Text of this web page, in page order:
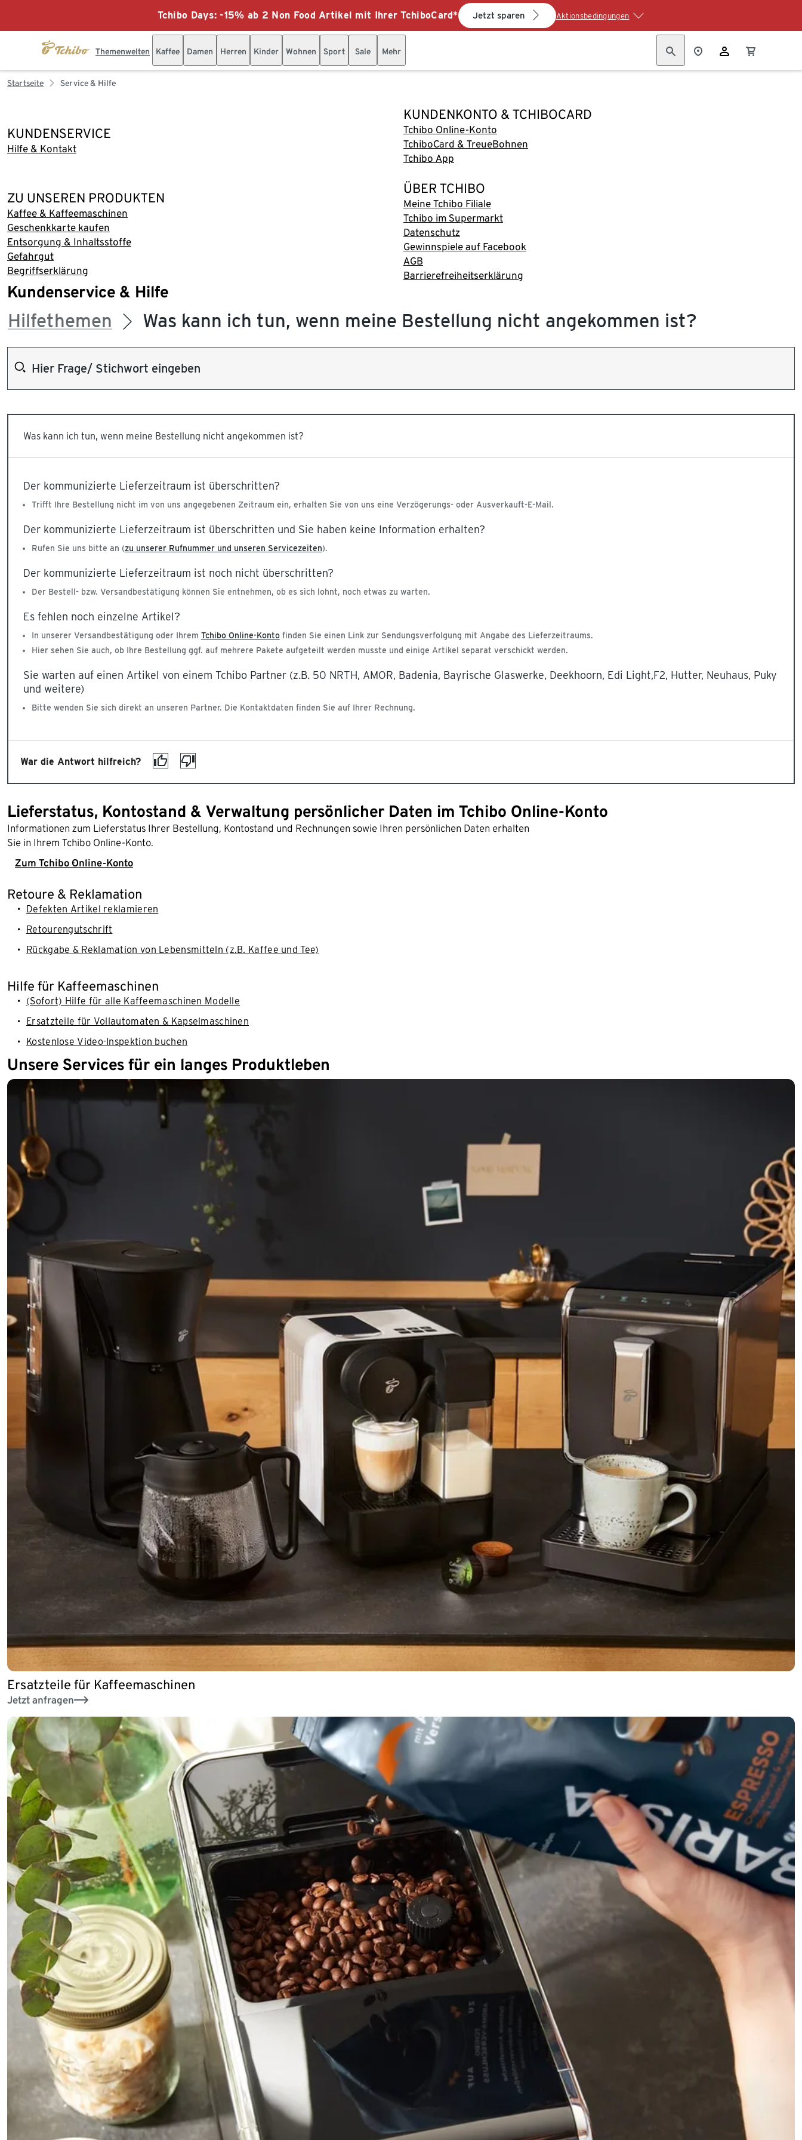
Tchibo Days: -15% ab 2 Non Food Artikel mit Ihrer TchiboCard* Jetzt sparen Aktionsbedingungen
Themenwelten Kaffee Damen Herren Kinder Wohnen Sport Sale Mehr
Startseite Service & Hilfe
KUNDENSERVICE
Hilfe & Kontakt
KUNDENKONTO & TCHIBOCARD
Tchibo Online-Konto
TchiboCard & TreueBohnen
Tchibo App
ZU UNSEREN PRODUKTEN
Kaffee & Kaffeemaschinen
Geschenkkarte kaufen
Entsorgung & Inhaltsstoffe
Gefahrgut
Begriffserklärung
ÜBER TCHIBO
Meine Tchibo Filiale
Tchibo im Supermarkt
Datenschutz
Gewinnspiele auf Facebook
AGB
Barrierefreiheitserklärung
Kundenservice & Hilfe
Hilfethemen Was kann ich tun, wenn meine Bestellung nicht angekommen ist?
Was kann ich tun, wenn meine Bestellung nicht angekommen ist?
Der kommunizierte Lieferzeitraum ist überschritten?
Trifft Ihre Bestellung nicht im von uns angegebenen Zeitraum ein, erhalten Sie von uns eine Verzögerungs- oder Ausverkauft-E-Mail.
Der kommunizierte Lieferzeitraum ist überschritten und Sie haben keine Information erhalten?
Rufen Sie uns bitte an (zu unserer Rufnummer und unseren Servicezeiten).
Der kommunizierte Lieferzeitraum ist noch nicht überschritten?
Der Bestell- bzw. Versandbestätigung können Sie entnehmen, ob es sich lohnt, noch etwas zu warten.
Es fehlen noch einzelne Artikel?
In unserer Versandbestätigung oder Ihrem Tchibo Online-Kontofinden Sie einen Link zur Sendungsverfolgung mit Angabe des Lieferzeitraums.
Hier sehen Sie auch, ob Ihre Bestellung ggf. auf mehrere Pakete aufgeteilt werden musste und einige Artikel separat verschickt werden.
Sie warten auf einen Artikel von einem Tchibo Partner (z.B. 50 NRTH, AMOR, Badenia, Bayrische Glaswerke, Deekhoorn, Edi Light,F2, Hutter, Neuhaus, Puky
und weitere)
Bitte wenden Sie sich direkt an unseren Partner. Die Kontaktdaten finden Sie auf Ihrer Rechnung.
War die Antwort hilfreich?
Lieferstatus, Kontostand & Verwaltung persönlicher Daten im Tchibo Online-Konto
Informationen zum Lieferstatus Ihrer Bestellung, Kontostand und Rechnungen sowie Ihren persönlichen Daten erhalten
Sie in Ihrem Tchibo Online-Konto.
Zum Tchibo Online-Konto
Retoure & Reklamation
Defekten Artikel reklamieren
Retourengutschrift
Rückgabe & Reklamation von Lebensmitteln (z.B. Kaffee und Tee)
Hilfe für Kaffeemaschinen
(Sofort) Hilfe für alle Kaffeemaschinen Modelle
Ersatzteile für Vollautomaten & Kapselmaschinen
Kostenlose Video-Inspektion buchen
Unsere Services für ein langes Produktleben
Ersatzteile für Kaffeemaschinen
Jetzt anfragen